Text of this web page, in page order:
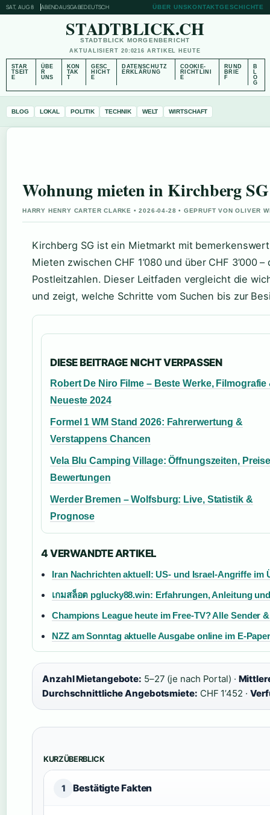
SAT, AUG 8 ABENDAUSGABEDEUTSCH ÜBER UNSKONTAKTGESCHICHTE
STADTBLICK.CH
STADTBLICK MORGENBERICHT
AKTUALISIERT 20:0216 ARTIKEL HEUTE
STAR
TSEIT
E
ÜBE
R
UNS
KON
TAK
T
GESC
HICHT
E
DATENSCHUTZ
ERKLÄRUNG
COOKIE-
RICHTLINI
E
RUND
BRIE
F
B
L
O
G
BLOG LOKAL POLITIK TECHNIK WELT WIRTSCHAFT
Wohnung mieten in Kirchberg
HARRY HENRY CARTER CLARKE • 2026-04-28 • GEPRUFT VON OLIVER
Kirchberg SG ist ein Mietmarkt mit
Mieten zwischen CHF 1’080 und über CHF
Postleitzahlen. Dieser Leitfaden vergleicht die
und zeigt, welche Schritte vom Suchen bis zur
DIESE BEITRAGE NICHT VERPASSEN
Robert De Niro Filme – Beste Werke, Filmografie
Neueste 2024
Formel 1 WM Stand 2026: Fahrerwertung &
Verstappens Chancen
Vela Blu Camping Village: Öffnungszeiten,
Bewertungen
Werder Bremen – Wolfsburg: Live, Statistik &
Prognose
4 VERWANDTE ARTIKEL
Iran Nachrichten aktuell: US- und Israel-Angriffe im
เกมสล็อต pglucky88.win: Erfahrungen, Anleitung
Champions League heute im Free-TV? Alle Sender
NZZ am Sonntag aktuelle Ausgabe online im E-
Anzahl Mietangebote: 5–27 (je nach Portal) ·
Durchschnittliche Angebotsmiete: CHF 1’452 ·
KURZÜBERBLICK
1 Bestätigte Fakten